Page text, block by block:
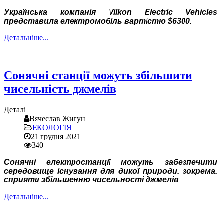
Українська компанія Vilkon Electric Vehicles
представила електромобіль вартістю $6300.
Детальніше...
Сонячні станції можуть збільшити
чисельність джмелів
Деталі
Вячеслав Жигун
ЕКОЛОГІЯ
21 грудня 2021
340
Сонячні електростанції можуть забезпечити
середовище існування для дикої природи, зокрема,
сприяти збільшенню чисельності джмелів
Детальніше...